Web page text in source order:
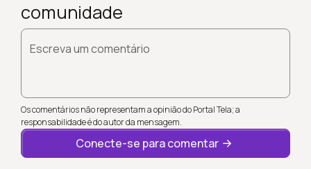
comunidade
Escreva um comentário
Os comentários não representam a opinião do Portal Tela; a
responsabilidade é do autor da mensagem.
Conecte-se para comentar